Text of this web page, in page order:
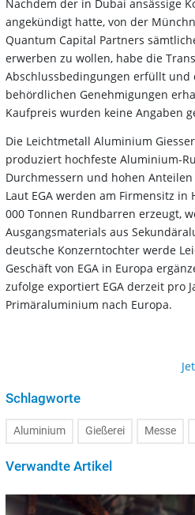
Nachdem der in Dubai ansässige
angekündigt hatte, von der
Quantum Capital Partners
erwerben zu wollen, habe die
Abschlussbedingungen erfüllt
behördlichen Genehmigungen
Kaufpreis wurden keine Angaben
Die Leichtmetall Aluminium
produziert hochfeste Aluminium-
Durchmessern und hohen
Laut EGA werden am Firmensitz
000 Tonnen Rundbarren erzeugt,
Ausgangsmaterials aus
deutsche Konzerntochter werde
Geschäft von EGA in Europa
zufolge exportiert EGA derzeit pro
Primäraluminium nach Europa.
Schlagworte
Aluminium Gießerei Messe
Verwandte Artikel